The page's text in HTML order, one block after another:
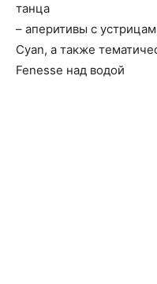
танца
– аперитивы с
Cyan, а также
Fenesse над водой